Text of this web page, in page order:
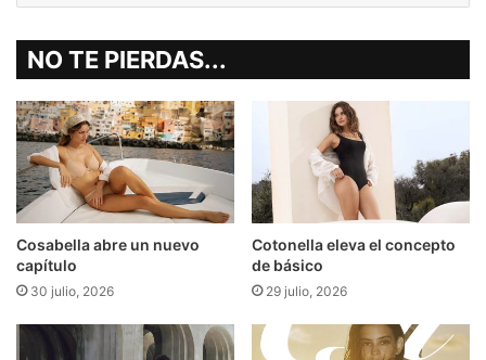
NO TE PIERDAS...
Cosabella abre un nuevo
capítulo
30 julio, 2026
Cotonella eleva el concepto
de básico
29 julio, 2026